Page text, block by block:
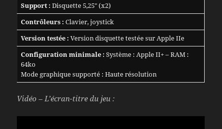
Support : Disquette 5,25″ (x2)
Contrôleurs : Clavier, joystick
Version testée : Version disquette testée sur Apple IIe
Configuration minimale : Système : Apple II+ – RAM :
64ko
Mode graphique supporté : Haute résolution
Vidéo – L’écran-titre du jeu :